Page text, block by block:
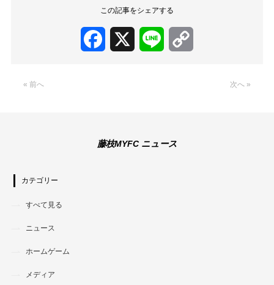
この記事をシェアする
Facebook Line
« 前へ 次へ »
藤枝MYFC ニュース
カテゴリー
すべて見る
ニュース
ホームゲーム
メディア